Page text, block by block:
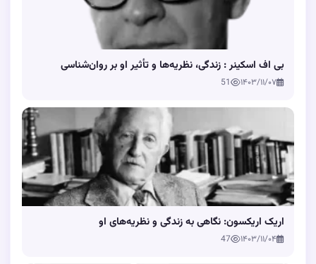
بی اف اسکینر : زندگی، نظریه‌ها و تأثیر او بر روان‌شناسی
۱۴۰۳/۱۱/۰۷ 51
اریک اریکسون: نگاهی به زندگی و نظریه‌های او
۱۴۰۳/۱۱/۰۴ 47